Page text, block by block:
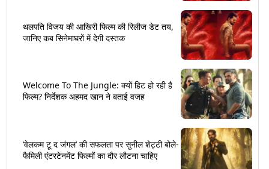
थलपति विजय की आखिरी फिल्म की रिलीज डेट तय,
जानिए कब सिनेमाघरों में देगी दस्तक
Welcome To The Jungle: क्यों हिट हो रही है
फिल्म? निर्देशक अहमद खान ने बताई वजह
‘वेलकम टू द जंगल’ की सफलता पर सुनील शेट्टी बोले-
फैमिली एंटरटेनमेंट फिल्मों का दौर लौटना चाहिए